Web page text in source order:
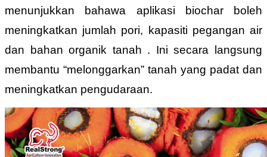
menunjukkan bahawa aplikasi biochar boleh
meningkatkan jumlah pori, kapasiti pegangan air
dan bahan organik tanah . Ini secara langsung
membantu “melonggarkan” tanah yang padat dan
meningkatkan pengudaraan.